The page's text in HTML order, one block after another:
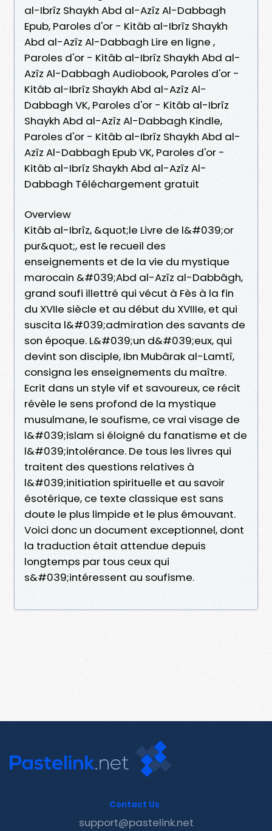
al-Ibrîz Shaykh Abd al-Azîz Al-Dabbagh
Epub, Paroles d'or - Kitâb al-Ibrîz Shaykh
Abd al-Azîz Al-Dabbagh Lire en ligne ,
Paroles d'or - Kitâb al-Ibrîz Shaykh Abd al-
Azîz Al-Dabbagh Audiobook, Paroles d'or -
Kitâb al-Ibrîz Shaykh Abd al-Azîz Al-
Dabbagh VK, Paroles d'or - Kitâb al-Ibrîz
Shaykh Abd al-Azîz Al-Dabbagh Kindle,
Paroles d'or - Kitâb al-Ibrîz Shaykh Abd al-
Azîz Al-Dabbagh Epub VK, Paroles d'or -
Kitâb al-Ibrîz Shaykh Abd al-Azîz Al-
Dabbagh Téléchargement gratuit
Overview
Kitâb al-Ibrîz, &quot;le Livre de l&#039;or
pur&quot;, est le recueil des
enseignements et de la vie du mystique
marocain &#039;Abd al-Azîz al-Dabbâgh,
grand soufi illettré qui vécut à Fès à la fin
du XVIIe siècle et au début du XVIIIe, et qui
suscita l&#039;admiration des savants de
son époque. L&#039;un d&#039;eux, qui
devint son disciple, Ibn Mubârak al-Lamtî,
consigna les enseignements du maître.
Ecrit dans un style vif et savoureux, ce récit
révèle le sens profond de la mystique
musulmane, le soufisme, ce vrai visage de
l&#039;islam si éloigné du fanatisme et de
l&#039;intolérance. De tous les livres qui
traitent des questions relatives à
l&#039;initiation spirituelle et au savoir
ésotérique, ce texte classique est sans
doute le plus limpide et le plus émouvant.
Voici donc un document exceptionnel, dont
la traduction était attendue depuis
longtemps par tous ceux qui
s&#039;intéressent au soufisme.
Contact Us
support@pastelink.net